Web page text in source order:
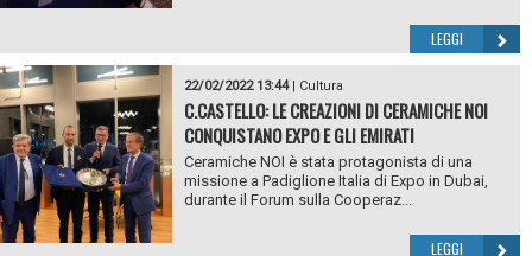
LEGGI
22/02/2022 13:44| Cultura
C.CASTELLO: LE CREAZIONI DI CERAMICHE NOI
CONQUISTANO EXPO E GLI EMIRATI
Ceramiche NOI è stata protagonista di una
missione a Padiglione Italia di Expo in Dubai,
durante il Forum sulla Cooperaz...
LEGGI